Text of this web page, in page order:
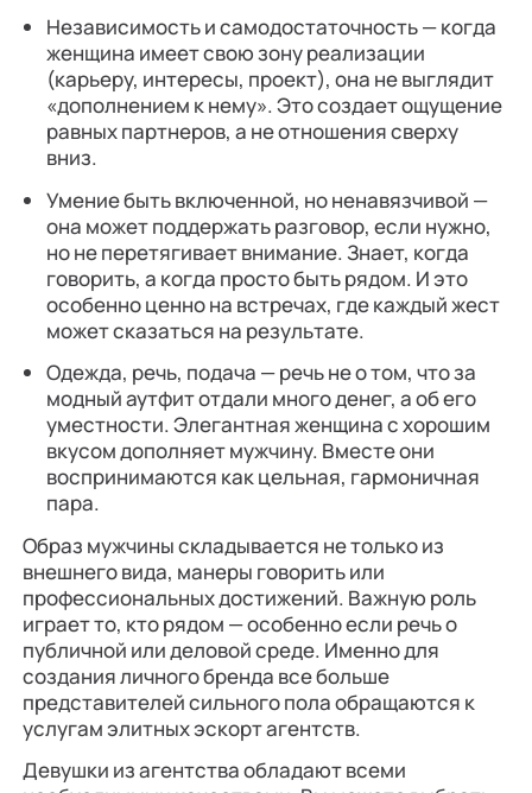
Независимость и самодостаточность — когда
женщина имеет свою зону реализации
(карьеру, интересы, проект), она не выглядит
«дополнением к нему». Это создает ощущение
равных партнеров, а не отношения сверху
вниз.
Умение быть включенной, но ненавязчивой —
она может поддержать разговор, если нужно,
но не перетягивает внимание. Знает, когда
говорить, а когда просто быть рядом. И это
особенно ценно на встречах, где каждый жест
может сказаться на результате.
Одежда, речь, подача — речь не о том, что за
модный аутфит отдали много денег, а об его
уместности. Элегантная женщина с хорошим
вкусом дополняет мужчину. Вместе они
воспринимаются как цельная, гармоничная
пара.
Образ мужчины складывается не только из
внешнего вида, манеры говорить или
профессиональных достижений. Важную роль
играет то, кто рядом — особенно если речь о
публичной или деловой среде. Именно для
создания личного бренда все больше
представителей сильного пола обращаются к
услугам элитных эскорт агентств.
Девушки из агентства обладают всеми